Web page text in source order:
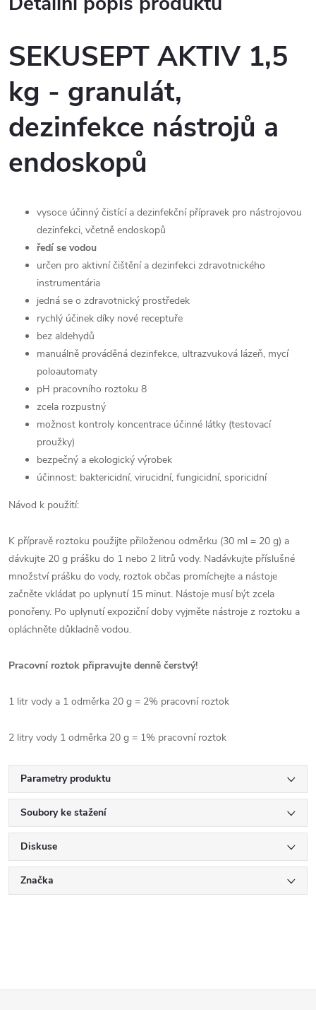
SEKUSEPT AKTIV 1,5
kg - granulát,
dezinfekce nástrojů a
endoskopů
vysoce účinný čistící a dezinfekční přípravek pro nástrojovou
dezinfekci, včetně endoskopů
ředí se vodou
určen pro aktivní čištění a dezinfekci zdravotnického
instrumentária
jedná se o zdravotnický prostředek
rychlý účinek díky nové receptuře
bez aldehydů
manuálně prováděná dezinfekce, ultrazvuková lázeň, mycí
poloautomaty
pH pracovního roztoku 8
zcela rozpustný
možnost kontroly koncentrace účinné látky (testovací
proužky)
bezpečný a ekologický výrobek
účinnost: baktericidní, virucidní, fungicidní, sporicidní
Návod k použití:
K přípravě roztoku použijte přiloženou odměrku (30 ml = 20 g) a
dávkujte 20 g prášku do 1 nebo 2 litrů vody. Nadávkujte příslušné
množství prášku do vody, roztok občas promíchejte a nástoje
začněte vkládat po uplynutí 15 minut. Nástoje musí být zcela
ponořeny. Po uplynutí expoziční doby vyjměte nástroje z roztoku a
opláchněte důkladně vodou.
Pracovní roztok připravujte denně čerstvý!
1 litr vody a 1 odměrka 20 g = 2% pracovní roztok
2 litry vody 1 odměrka 20 g = 1% pracovní roztok
Parametry produktu
Soubory ke stažení
Diskuse
Značka